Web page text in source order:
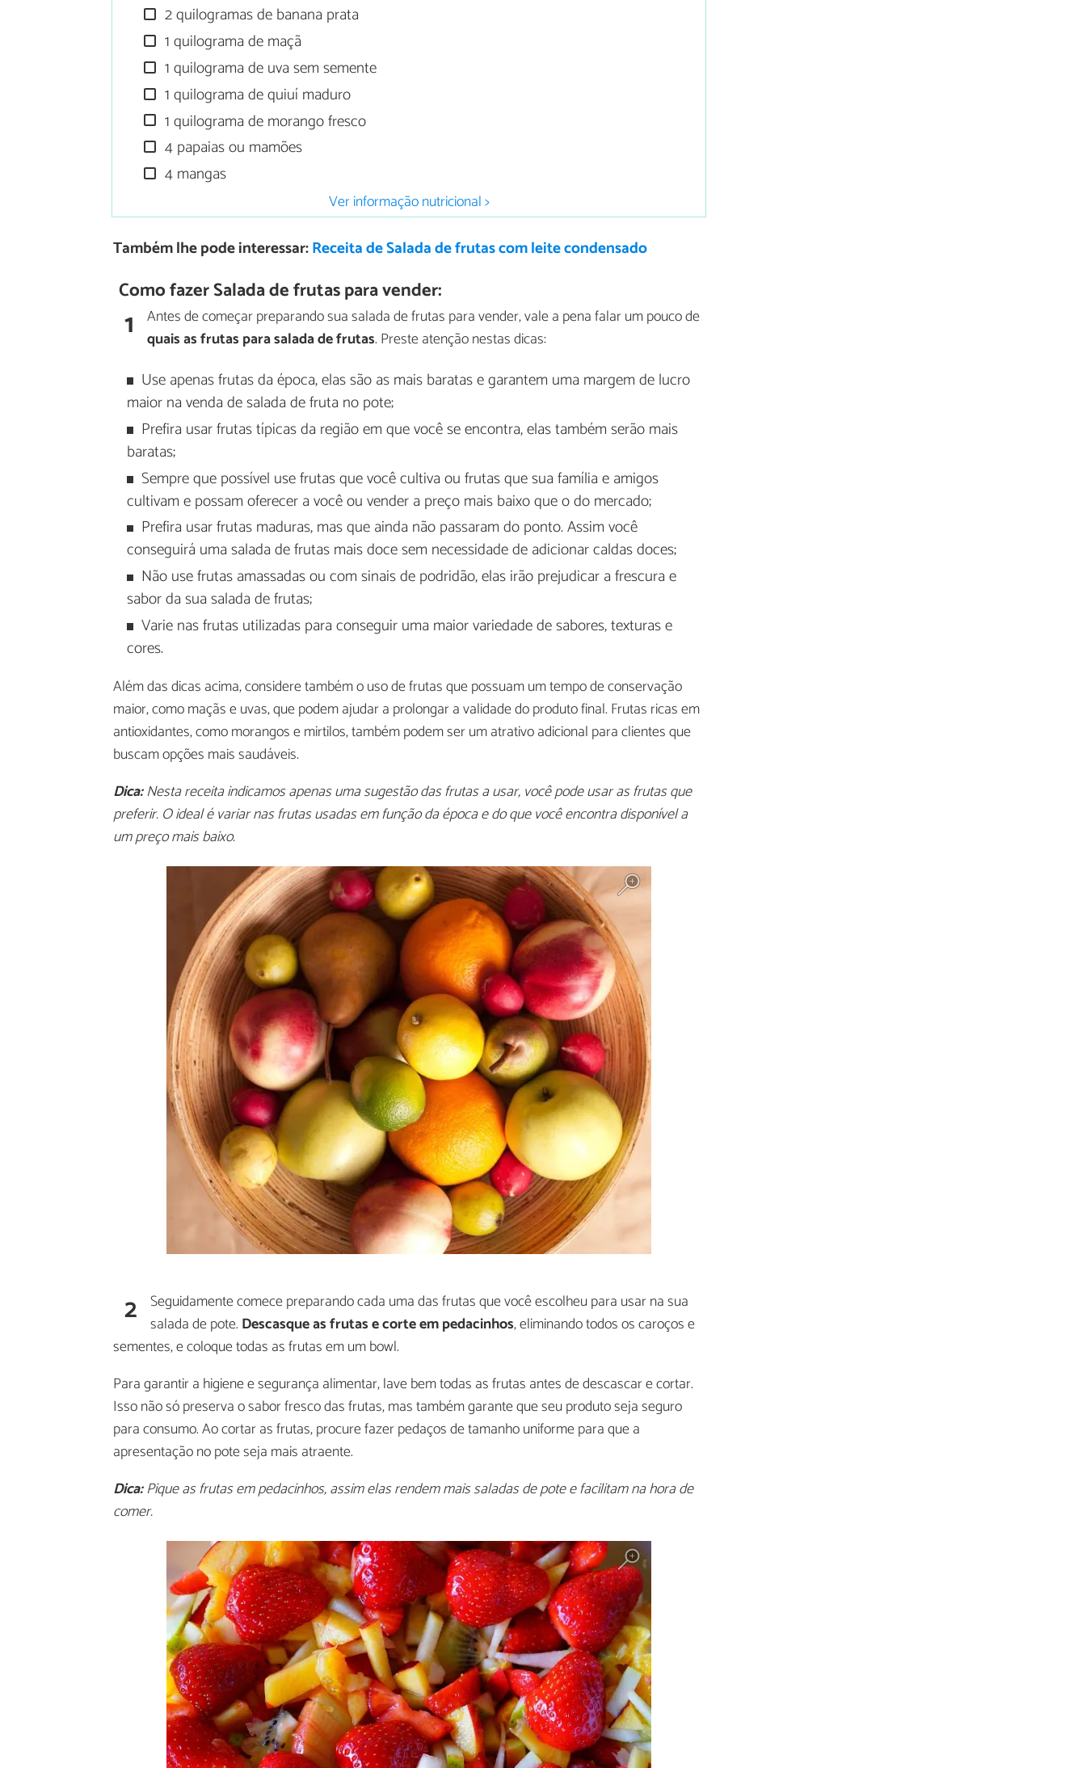
2 quilogramas de banana prata
1 quilograma de maçã
1 quilograma de uva sem semente
1 quilograma de quiuí maduro
1 quilograma de morango fresco
4 papaias ou mamões
4 mangas
Ver informação nutricional >
Também lhe pode interessar:Receita de Salada de frutas com leite condensado
Como fazer Salada de frutas para vender:
1 Antes de começar preparando sua salada de frutas para vender, vale a pena falar um pouco de
quais as frutas para salada de frutas. Preste atenção nestas dicas:
Use apenas frutas da época, elas são as mais baratas e garantem uma margem de lucro
maior na venda de salada de fruta no pote;
Prefira usar frutas típicas da região em que você se encontra, elas também serão mais
baratas;
Sempre que possível use frutas que você cultiva ou frutas que sua família e amigos
cultivam e possam oferecer a você ou vender a preço mais baixo que o do mercado;
Prefira usar frutas maduras, mas que ainda não passaram do ponto. Assim você
conseguirá uma salada de frutas mais doce sem necessidade de adicionar caldas doces;
Não use frutas amassadas ou com sinais de podridão, elas irão prejudicar a frescura e
sabor da sua salada de frutas;
Varie nas frutas utilizadas para conseguir uma maior variedade de sabores, texturas e
cores.
Além das dicas acima, considere também o uso de frutas que possuam um tempo de conservação
maior, como maçãs e uvas, que podem ajudar a prolongar a validade do produto final. Frutas ricas em
antioxidantes, como morangos e mirtilos, também podem ser um atrativo adicional para clientes que
buscam opções mais saudáveis.
Dica:Nesta receita indicamos apenas uma sugestão das frutas a usar, você pode usar as frutas que
preferir. O ideal é variar nas frutas usadas em função da época e do que você encontra disponível a
um preço mais baixo.
2 Seguidamente comece preparando cada uma das frutas que você escolheu para usar na sua
salada de pote. Descasque as frutas e corte em pedacinhos, eliminando todos os caroços e
sementes, e coloque todas as frutas em um bowl.
Para garantir a higiene e segurança alimentar, lave bem todas as frutas antes de descascar e cortar.
Isso não só preserva o sabor fresco das frutas, mas também garante que seu produto seja seguro
para consumo. Ao cortar as frutas, procure fazer pedaços de tamanho uniforme para que a
apresentação no pote seja mais atraente.
Dica:Pique as frutas em pedacinhos, assim elas rendem mais saladas de pote e facilitam na hora de
comer.